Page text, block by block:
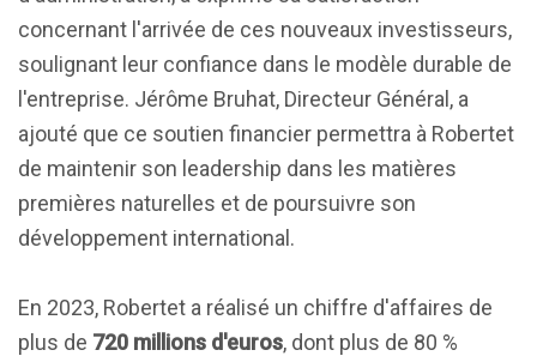
concernant l'arrivée de ces nouveaux investisseurs,
soulignant leur confiance dans le modèle durable de
l'entreprise. Jérôme Bruhat, Directeur Général, a
ajouté que ce soutien financier permettra à Robertet
de maintenir son leadership dans les matières
premières naturelles et de poursuivre son
développement international.
En 2023, Robertet a réalisé un chiffre d'affaires de
plus de 720 millions d'euros, dont plus de 80 %